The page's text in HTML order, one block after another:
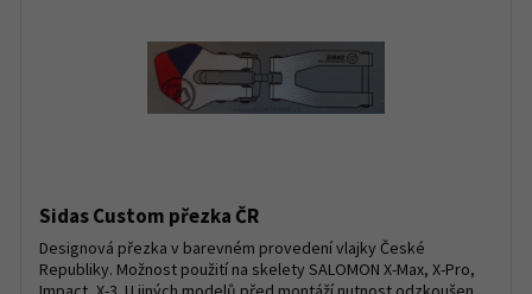
Sidas Custom přezka ČR
Designová přezka v barevném provedení vlajky České
Republiky. Možnost použití na skelety SALOMON X-Max, X-Pro,